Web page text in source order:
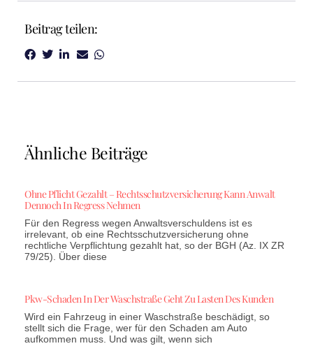
Beitrag teilen:
Ähnliche Beiträge
Ohne Pflicht Gezahlt – Rechtsschutzversicherung Kann Anwalt
Dennoch In Regress Nehmen
Für den Regress wegen Anwaltsverschuldens ist es
irrelevant, ob eine Rechtsschutzversicherung ohne
rechtliche Verpflichtung gezahlt hat, so der BGH (Az. IX ZR
79/25). Über diese
Pkw-Schaden In Der Waschstraße Geht Zu Lasten Des Kunden
Wird ein Fahrzeug in einer Waschstraße beschädigt, so
stellt sich die Frage, wer für den Schaden am Auto
aufkommen muss. Und was gilt, wenn sich